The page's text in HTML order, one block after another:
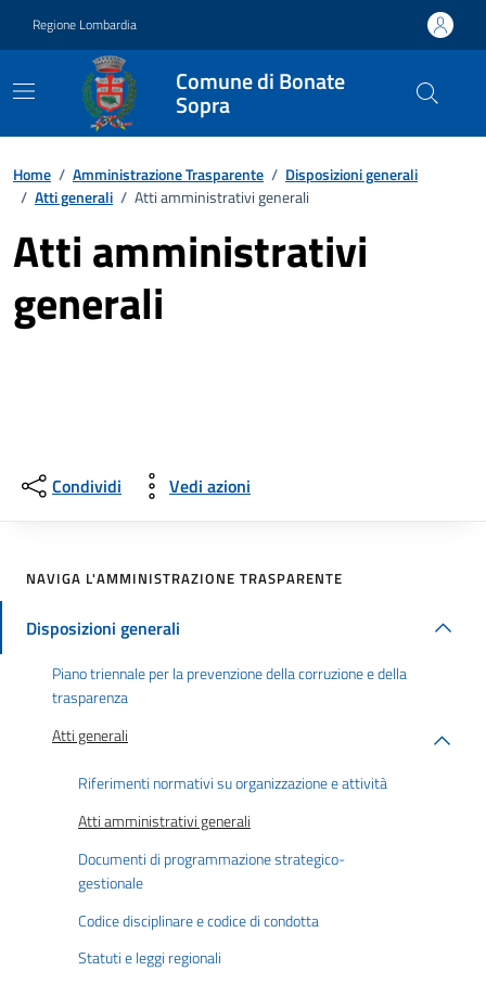
Regione Lombardia
Comune di Bonate
Sopra
Home / Amministrazione Trasparente / Disposizioni generali
/ Atti generali / Atti amministrativi generali
Atti amministrativi
generali
Condividi Vedi azioni
NAVIGA L'AMMINISTRAZIONE TRASPARENTE
Disposizioni generali
Piano triennale per la prevenzione della corruzione e della
trasparenza
Atti generali
Riferimenti normativi su organizzazione e attività
Atti amministrativi generali
Documenti di programmazione strategico-
gestionale
Codice disciplinare e codice di condotta
Statuti e leggi regionali